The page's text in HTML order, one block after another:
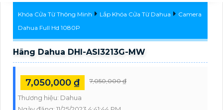
Khóa Cửa Từ Thông Minh Lắp Khóa Cửa Từ Dahua
Camera
Dahua Full Hd 1080P
Hãng Dahua DHI-ASI3213G-MW
7,050,000 ₫ 7,050,000 ₫
Thương hiệu: Dahua